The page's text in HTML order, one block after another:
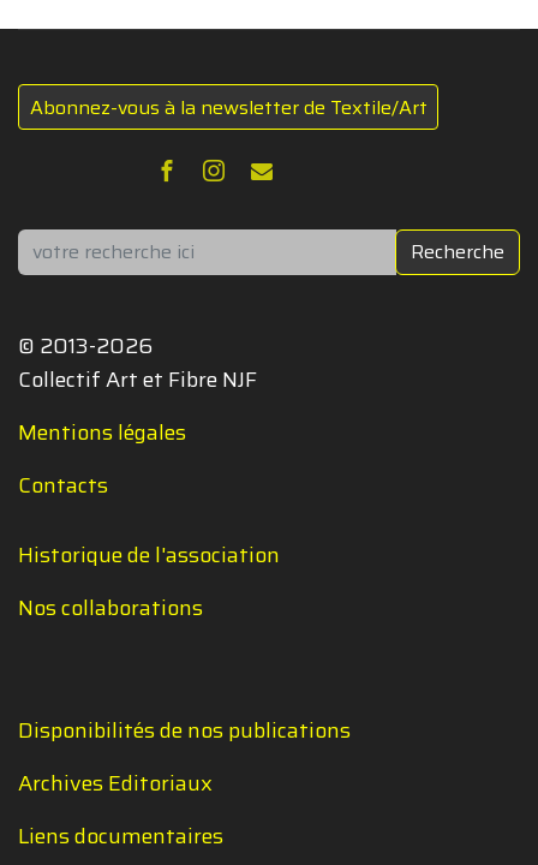
Abonnez-vous à la newsletter de Textile/Art
Rechercher Recherche
© 2013-2026
Collectif Art et Fibre NJF
Mentions légales
Contacts
Historique de l'association
Nos collaborations
Disponibilités de nos publications
Archives Editoriaux
Liens documentaires